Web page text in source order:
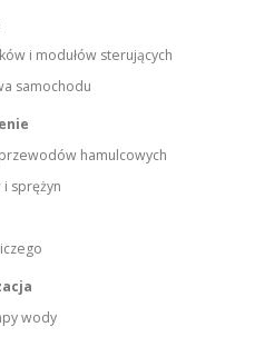
i modułów sterujących
samochodu
hamulcowych
sprężyn
wody